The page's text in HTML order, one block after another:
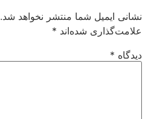
نشانی ایمیل شما منتشر نخواهد شد.
علامت‌گذاری شده‌اند *
دیدگاه *